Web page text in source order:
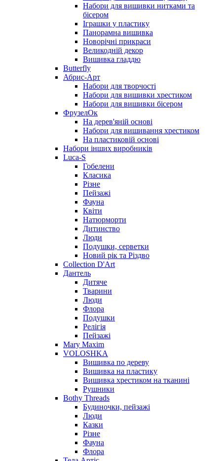
Набори для вишивки нитками та
бісером
Іграшки у пластику
Панорамна вишивка
Новорічні прикраси
Великодній декор
Вишивка гладдю
Butterfly
Абрис-Арт
Набори для творчості
Набори для вишивки хрестиком
Набори для вишивки бісером
ФрузелОк
На дерев'яній основі
Набори для вишивання хрестиком
На пластиковій основі
Набори інших виробників
Luca-S
Гобелени
Класика
Різне
Пейзажі
Фауна
Квіти
Натюрморти
Дитинство
Люди
Подушки, серветки
Новий рік та Різдво
Collection D'Art
Дантель
Дитяче
Тварини
Люди
Флора
Подушки
Релігія
Пейзажі
Mary Maxim
VOLOSHKA
Вишивка по дереву
Вишивка на пластику
Вишивка хрестиком на тканині
Рушники
Bothy Threads
Будиночки, пейзажі
Люди
Казки
Різне
Фауна
Флора